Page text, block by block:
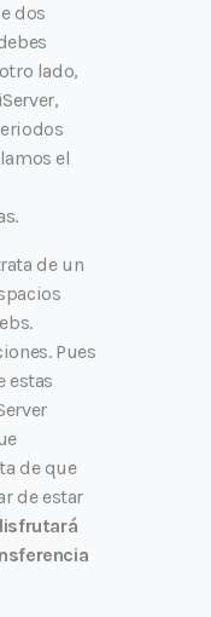
dos
lado,
el
de un
Pues
estas
de que
de estar